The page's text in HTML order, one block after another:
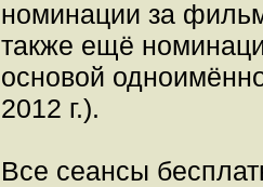
номинации за
также ещё
основой
2012 г.).
Все сеансы